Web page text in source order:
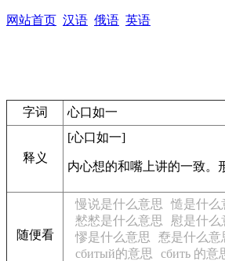
网站首页 汉语 俄语 英语
字词 心口如一
释义
[心口如一]
内心想的和嘴上讲的一致。
随便看
慢说是什么意思 慥是什么
慭慭是什么意思
慰是什么
憀是什么意思
憃是什么意
сбитый的意思
сбить 的意